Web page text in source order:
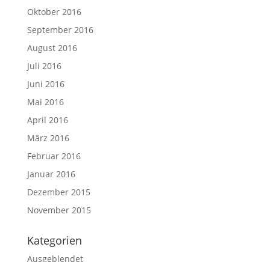
Oktober 2016
September 2016
August 2016
Juli 2016
Juni 2016
Mai 2016
April 2016
März 2016
Februar 2016
Januar 2016
Dezember 2015
November 2015
Kategorien
Ausgeblendet